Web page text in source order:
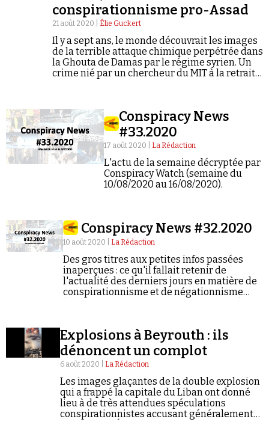
Faire un don
Demander à Vera
Se connecter
conspirationnisme pro-Assad
21 août 2020 | Élie Guckert
Il y a sept ans, le monde découvrait les images
de la terrible attaque chimique perpétrée dans
la Ghouta de Damas par le régime syrien. Un
crime nié par un chercheur du MIT à la retraite
Conspiracy News
#33.2020
17 août 2020 | La Rédaction
L'actu de la semaine décryptée par
Conspiracy Watch (semaine du
10/08/2020 au 16/08/2020).
Conspiracy News #32.2020
10 août 2020 | La Rédaction
Des gros titres aux petites infos passées
inaperçues : ce qu'il fallait retenir de
l'actualité des derniers jours en matière de
conspirationnisme et de négationnisme
Explosions à Beyrouth : ils
dénoncent un complot
6 août 2020 | La Rédaction
Les images glaçantes de la double explosion
qui a frappé la capitale du Liban ont donné
lieu à de très attendues spéculations
conspirationnistes accusant généralement